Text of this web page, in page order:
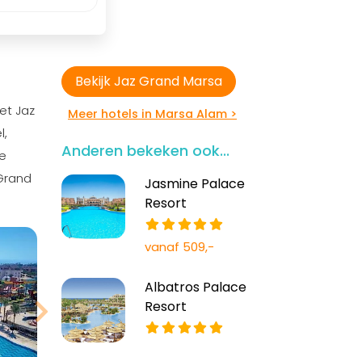
Jaz
Bekijk Jaz Grand Marsa
Meer hotels in Marsa Alam >
Anderen bekeken ook...
Jasmine Palace
Resort
vanaf 509,-
Albatros Palace
Resort